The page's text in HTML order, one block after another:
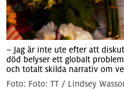
– Jag är inte ute efter att
död belyser ett globalt
och totalt skilda narrativ om
Foto: TT / Lindsey